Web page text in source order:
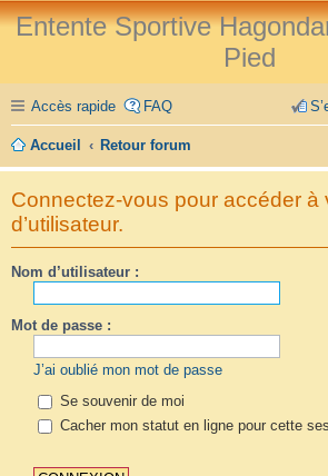
Entente Sportive
Pied
Accès rapide FAQ
Accueil Retour forum
Connectez-vous pour accéder à
d’utilisateur.
Nom d’utilisateur :
Mot de passe :
J’ai oublié mon mot de passe
Se souvenir de moi
Cacher mon statut en ligne pour cette